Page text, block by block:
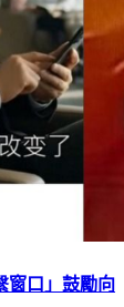
口」鼓勵向